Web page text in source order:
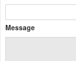
Message